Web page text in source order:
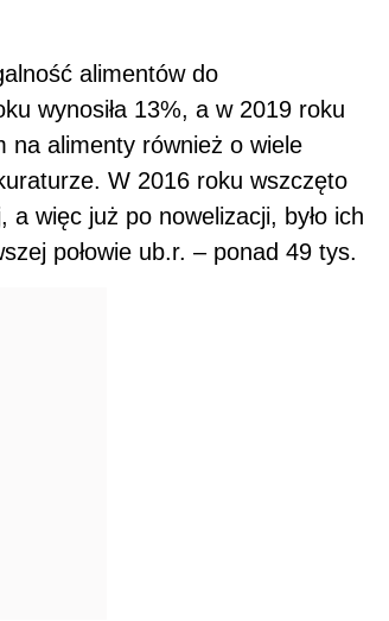
alimentów do
wynosiła 13%, a w 2019 roku
na alimenty również o wiele
W 2016 roku wszczęto
więc już po nowelizacji, było ich
połowie ub.r. – ponad 49 tys.